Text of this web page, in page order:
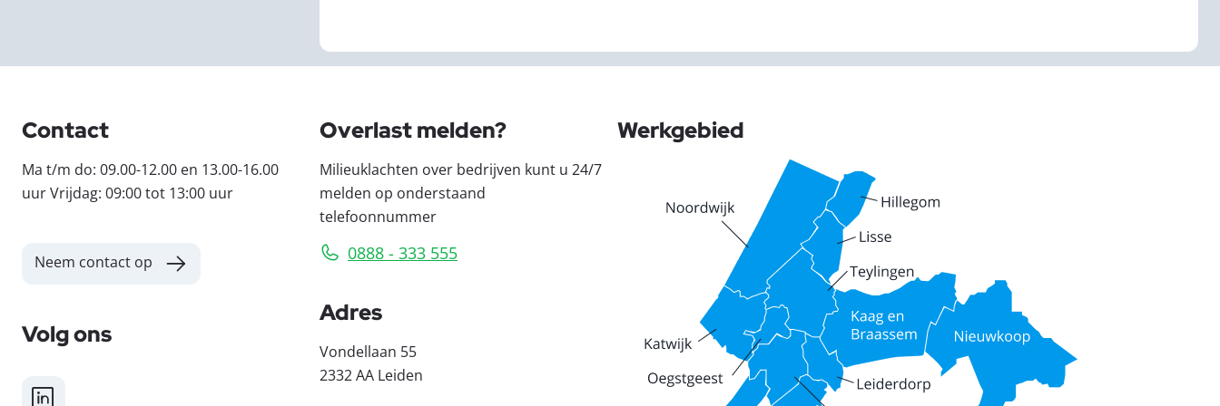
Contact
Ma t/m do: 09.00-12.00 en 13.00-16.00
uur Vrijdag: 09:00 tot 13:00 uur
Neem contact op
Volg ons
LinkedIn
Overlast melden?
Milieuklachten over bedrijven kunt u 24/7
melden op onderstaand
telefoonnummer
0888 - 333 555
Adres
Vondellaan 55
2332 AA Leiden
Werkgebied